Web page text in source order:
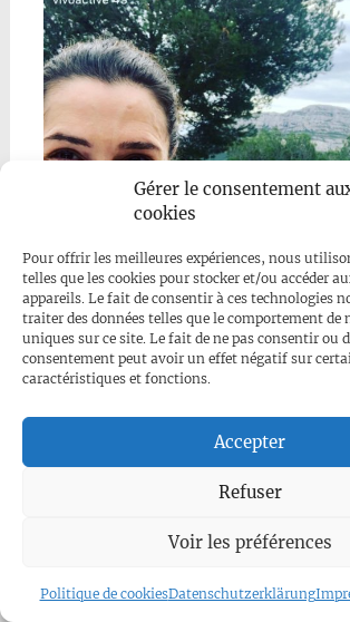
Gérer le consentement
cookies
Pour offrir les meilleures expériences, nous
telles que les cookies pour stocker et/ou accéder
appareils. Le fait de consentir à ces technologies
traiter des données telles que le comportement
uniques sur ce site. Le fait de ne pas consentir ou
consentement peut avoir un effet négatif sur
caractéristiques et fonctions.
Accepter
Refuser
Voir les préférences
Politique de cookiesDatenschutzerklärung